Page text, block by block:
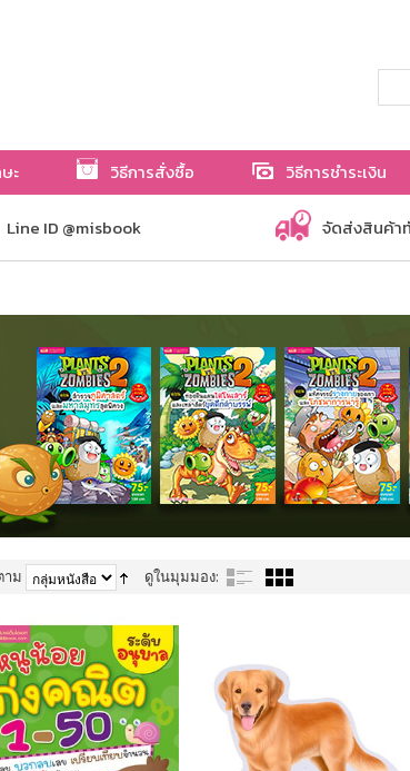
ะ วิธีการสั่งซื้อ วิธีการชำระเงิน
Line ID @misbook จัดส่งสินค้า
าม ดูในมุมมอง: